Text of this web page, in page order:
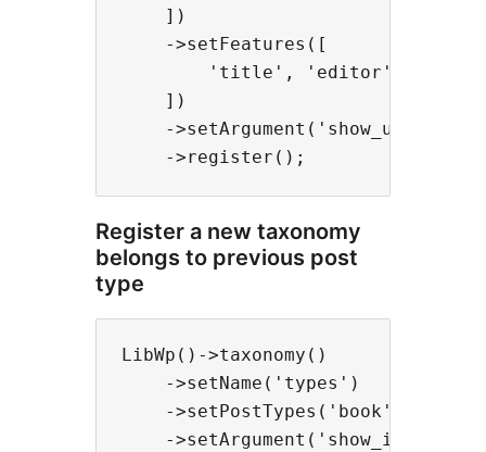
    ])
    ->setFeatures([
'title', 'editor',
    ])
->setArgument('show_ui',
Register a new taxonomy
belongs to previous post
type
LibWp()->taxonomy()
    ->setName('types')
    ->setPostTypes('book')
->setArgument('show_in_rest',